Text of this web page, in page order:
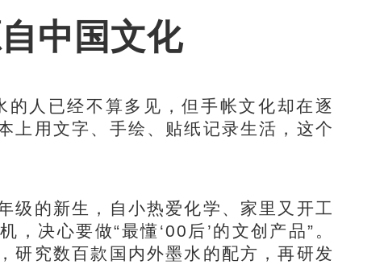
中国文化
人已经不算多见，但手帐文化却在逐
上用文字、手绘、贴纸记录生活，这个
的新生，自小热爱化学、家里又开工
决心要做“最懂‘00后’的文创产品”。
研究数百款国内外墨水的配方，再研发